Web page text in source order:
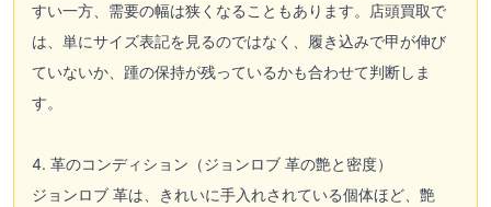
すい一方、需要の幅は狭くなることもあります。店頭買取で
は、単にサイズ表記を見るのではなく、履き込みで甲が伸び
ていないか、踵の保持が残っているかも合わせて判断しま
す。
4. 革のコンディション（ジョンロブ 革の艶と密度）
ジョンロブ 革は、きれいに手入れされている個体ほど、艶